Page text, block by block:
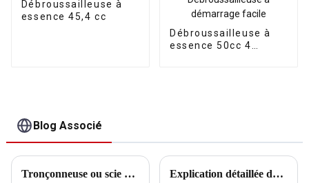
Débroussailleuse à
essence 45,4 cc
Débroussailleuse à
essence 50cc 4
Blog Associé
Tronçonneuse ou scie électrique, laquelle est la plus pratique ? Explication détaillée de la méthode d'inversion du souffleur à batterie au lithium